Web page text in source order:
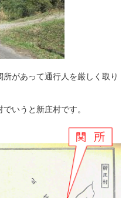
があって通行人を厳しく取り
いうと新庄村です。